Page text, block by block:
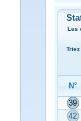
Les
N°
39
42